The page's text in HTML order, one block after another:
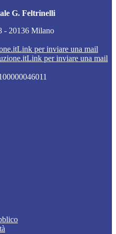
G. Feltrinelli
- 20136 Milano
Link per inviare una mail
Link per inviare una mail